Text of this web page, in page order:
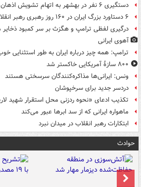
دستگیری ۶ نفر در بهشهر به اتهام تشویش اذهان عمومی
۶ دستاورد بزرگ ایران در ۱۶۰ روز رهبری رهبر انقلاب
درگیری لفظی ترامپ و هگزث بر سر کمبود
آهوی ایرانی
ترامپ: همه چیز درباره ایران به طور استثنایی
۸۰۰ سازۀ آمریکایی خاکستر شد
ونس: ایرانی‌ها مذاکره‌کنندگان سرسختی هستند
دردسر جدید برای سرخپوشان
تکذیب ادعای «نحوه ردزنی محل استقرار شهید
ماهواره ایرانی که از سد ابرها عبور می‌کند
ابتکارات رهبر انقلاب در میدان نبرد
حوادث